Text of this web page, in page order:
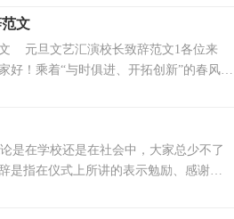
文
元旦文艺汇演校长致辞范文1各位来
好！乘着“与时俱进、开拓创新”的春风，
年。如今，崭新的20xx年正...
是在学校还是在社会中，大家总少不了
是指在仪式上所讲的表示勉励、感谢、
有真正了解过致辞吗？下面...